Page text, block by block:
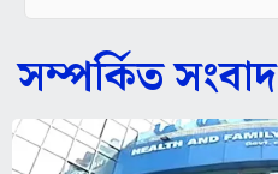
সম্পর্কিত সংবাদ